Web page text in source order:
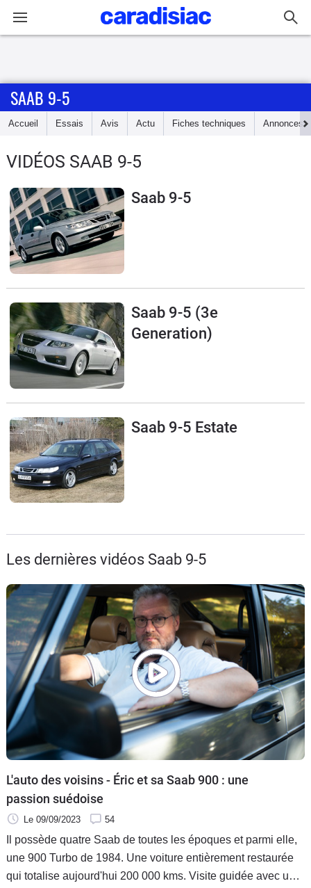
Accueil
Essais
Guide
d'achat
Electriques
Utilitaires
Flottes
Auto
Services
Forum
Moto
Marques
SAAB 9-5
Accueil Essais Avis Actu Fiches techniques Annonces
VIDÉOS SAAB 9-5
Saab 9-5
Saab 9-5 (3e
Generation)
Saab 9-5 Estate
Les dernières vidéos Saab 9-5
L'auto des voisins - Éric et sa Saab 900 : une
passion suédoise
Le 09/09/2023 54
Il possède quatre Saab de toutes les époques et parmi elle,
une 900 Turbo de 1984. Une voiture entièrement restaurée
qui totalise aujourd'hui 200 000 kms. Visite guidée avec un